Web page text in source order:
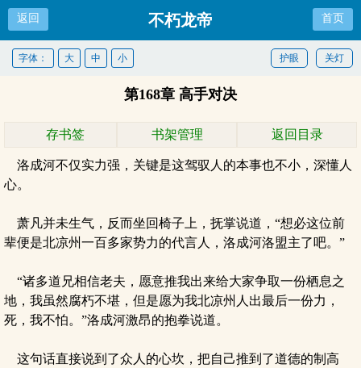
返回 不朽龙帝 首页
关灯
护眼
字体： 大 中 小
第168章 高手对决
存书签 书架管理 返回目录
洛成河不仅实力强，关键是这驾驭人的本事也不小，深懂人
心。
萧凡并未生气，反而坐回椅子上，抚掌说道，“想必这位前
辈便是北凉州一百多家势力的代言人，洛成河洛盟主了吧。”
“诸多道兄相信老夫，愿意推我出来给大家争取一份栖息之
地，我虽然腐朽不堪，但是愿为我北凉州人出最后一份力，
死，我不怕。”洛成河激昂的抱拳说道。
这句话直接说到了众人的心坎，把自己推到了道德的制高